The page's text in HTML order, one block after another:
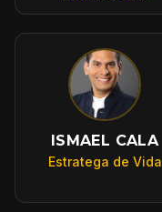
ISMAEL CALA
Estratega de Vida